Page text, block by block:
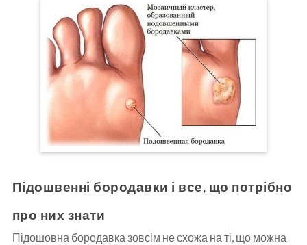
Підошвенні бородавки і все, що потрібно
про них знати
Підошовна бородавка зовсім не схожа на ті, що можна